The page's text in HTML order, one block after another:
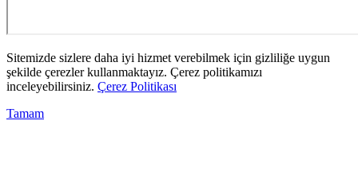
Sitemizde sizlere daha iyi hizmet verebilmek için gizliliğe uygun
şekilde çerezler kullanmaktayız. Çerez politikamızı
inceleyebilirsiniz. Çerez Politikası
Tamam